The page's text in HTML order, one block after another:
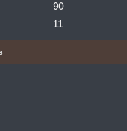
90
11